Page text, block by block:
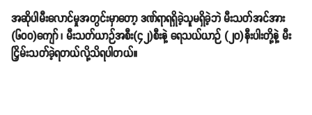
အဆိုပါမီးလောင်မှုအတွင်းမှာတော့ ဒဏ်ရာရရှိခဲ့သူမရှိခဲ့ဘဲ မီးသတ်အင်အား
(၆၀၀)ကျော် ၊ မီးသတ်ယာဉ်အစီး(၄၂)စီးနဲ့ ရေသယ်ယာဉ် (၂၀)နီးပါးတို့နဲ့ မီး
ငြှိမ်းသတ်ခဲ့ရတယ်လို့သိရပါတယ်။